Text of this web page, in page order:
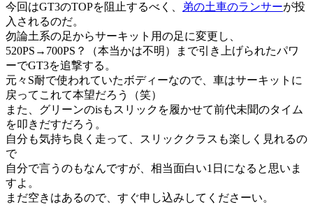
今回はGT3のTOPを阻止するべく、
弟の土車のランサーが投
入されるのだ。
勿論土系の足からサーキット用の足に変更し、
520PS→700PS？（本当かは不明）まで引き上げられたパワ
ーでGT3を追撃する。
元々S耐で使われていたボディーなので、車はサーキットに
戻ってこれて本望だろう（笑）
また、グリーンのisもスリックを履かせて前代未聞のタイム
を叩きだすだろう。
自分も気持ち良く走って、スリッククラスも楽しく見れるの
で
自分で言うのもなんですが、相当面白い1日になると思いま
すよ。
まだ空きはあるので、すぐ申し込みしてくださーい。